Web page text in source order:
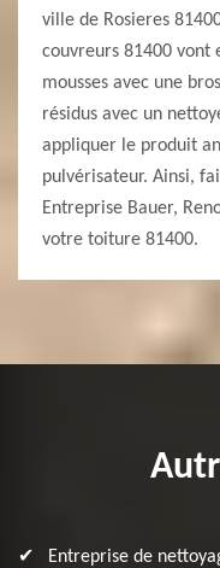
ville de Rosieres
couvreurs 81400 vont
mousses avec une
résidus avec un
appliquer le produit
pulvérisateur. Ainsi,
Entreprise Bauer,
votre toiture 81400.
Entreprise de